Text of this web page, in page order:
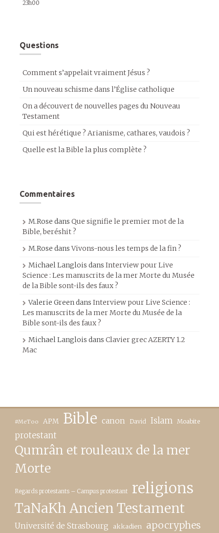
23h00
Questions
Comment s’appelait vraiment Jésus ?
Un nouveau schisme dans l’Église catholique
On a découvert de nouvelles pages du Nouveau
Testament
Qui est hérétique ? Arianisme, cathares, vaudois ?
Quelle est la Bible la plus complète ?
Commentaires
M.Rose dans Que signifie le premier mot de la
Bible, beréshit ?
M.Rose dansVivons-nous les temps de la fin ?
Michael Langlois dans Interview pour Live
Science : Les manuscrits de la mer Morte du Musée
de la Bible sont-ils des faux ?
Valerie Greendans Interview pour Live Science :
Les manuscrits de la mer Morte du Musée de la
Bible sont-ils des faux ?
Michael Langlois dans Clavier grec AZERTY 1.2
Mac
#MeToo APM Bible canon David Islam Moabite
protestant
Qumrân et rouleaux de la mer
Morte
Regards protestants – Campus protestant religions
TaNaKh Ancien Testament
Université de Strasbourg akkadien apocryphes